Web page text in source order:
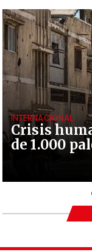
Crisis
de 1.000
INTERNACIONAL